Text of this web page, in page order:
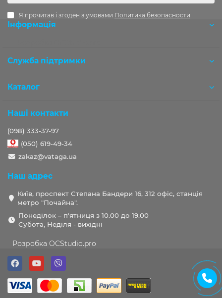
Я прочитав і згоден з умовами Политика безопасности
Інформація
Служба підтримки
Каталог
Наші контакти
(098) 333-37-97
(050) 619-49-34
zakaz@vataga.ua
Наш адрес
Київ, проспект Степана Бандери 16, 312 офіс, станція
метро "Почайна".
Понеділок – п'ятниця з 10.00 до 19.00
Субота, Неділя - вихідні
Розробка OCStudio.pro